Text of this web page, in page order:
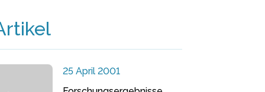
25 April 2001